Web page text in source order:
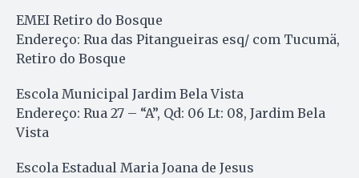
EMEI Retiro do Bosque
Endereço: Rua das Pitangueiras esq/ com Tucumä,
Retiro do Bosque
Escola Municipal Jardim Bela Vista
Endereço: Rua 27 – “A”, Qd: 06 Lt: 08, Jardim Bela
Vista
Escola Estadual Maria Joana de Jesus